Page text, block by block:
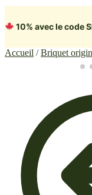
10% avec le code
Accueil /Briquet